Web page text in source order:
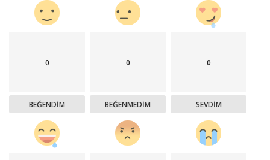
0
BEĞENDIM
0
BEĞENMEDIM
0
SEVDIM